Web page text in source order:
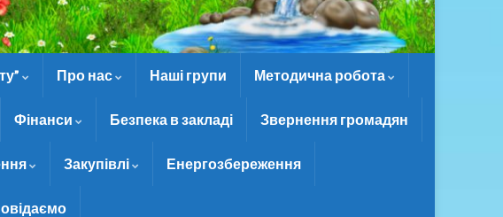
Про нас Наші групи Методична робота
Фінанси Безпека в закладі Звернення громадян
Закупівлі Енергозбереження